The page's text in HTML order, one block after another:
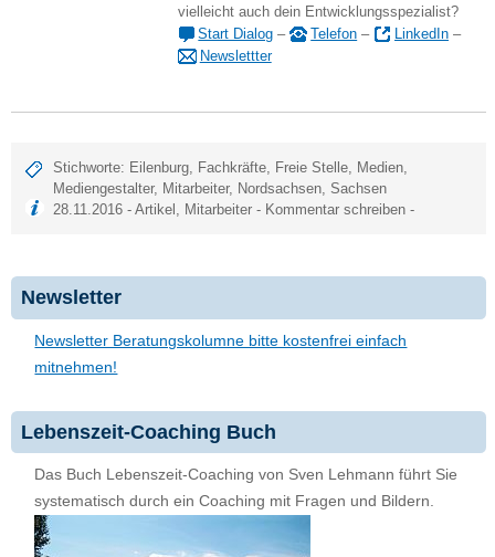
vielleicht auch dein Entwicklungsspezialist?
Start Dialog – Telefon – LinkedIn –
Newslettter
Stichworte: Eilenburg Fachkräfte Freie Stelle Medien
Mediengestalter, Mitarbeiter, Nordsachsen ,Sachsen
28.11.2016 -Artikel Mitarbeiter - Kommentar schreiben -
Newsletter
Newsletter Beratungskolumne bitte kostenfrei einfach
mitnehmen!
Lebenszeit-Coaching Buch
Das Buch Lebenszeit-Coaching von Sven Lehmann führt Sie
systematisch durch ein Coaching mit Fragen und Bildern.